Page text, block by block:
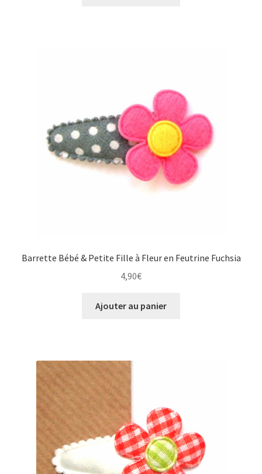
Barrette Bébé & Petite Fille à Fleur en Feutrine Fuchsia
4,90€
Ajouter au panier